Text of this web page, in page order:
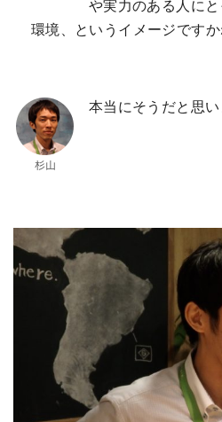
や実力のある人に
環境、というイメージですか
本当にそうだと思い